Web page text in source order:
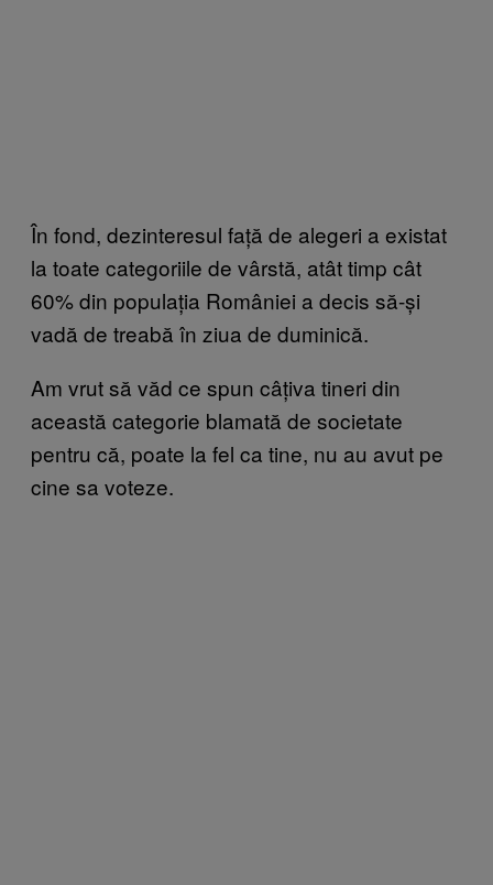
În fond, dezinteresul față de alegeri a existat
la toate categoriile de vârstă, atât timp cât
60% din populația României a decis să-și
vadă de treabă în ziua de duminică.
Am vrut să văd ce spun câțiva tineri din
această categorie blamată de societate
pentru că, poate la fel ca tine, nu au avut pe
cine sa voteze.